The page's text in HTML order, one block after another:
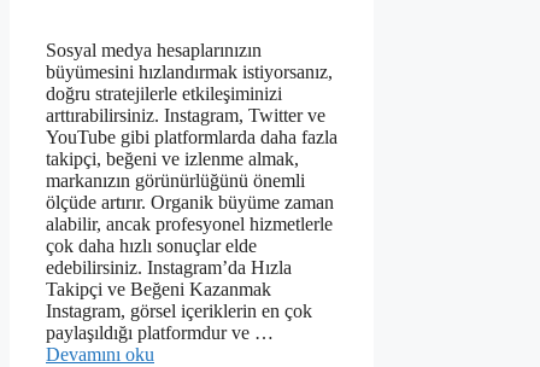
Sosyal medya hesaplarınızın
büyümesini hızlandırmak istiyorsanız,
doğru stratejilerle etkileşiminizi
arttırabilirsiniz. Instagram, Twitter ve
YouTube gibi platformlarda daha fazla
takipçi, beğeni ve izlenme almak,
markanızın görünürlüğünü önemli
ölçüde artırır. Organik büyüme zaman
alabilir, ancak profesyonel hizmetlerle
çok daha hızlı sonuçlar elde
edebilirsiniz. Instagram’da Hızla
Takipçi ve Beğeni Kazanmak
Instagram, görsel içeriklerin en çok
paylaşıldığı platformdur ve …
Devamını oku